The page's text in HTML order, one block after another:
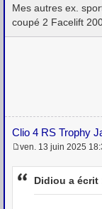
Mes autres ex.
coupé 2 Facelift
Clio 4 RS Trophy
e
s
ven. 13 juin 2025
Didiou a écrit